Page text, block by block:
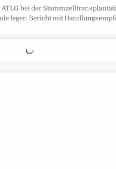
bei der
legen Bericht mit